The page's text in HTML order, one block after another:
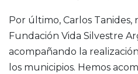
Por último, Carlos
Fundación Vida Silvestre
acompañando la
los municipios. Hemos